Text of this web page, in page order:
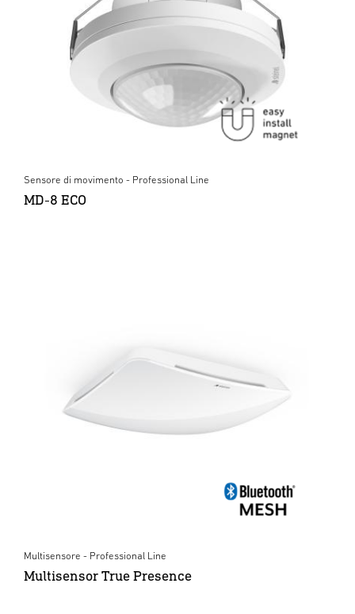
Sensore di movimento - Professional Line
MD-8 ECO
Multisensore - Professional Line
Multisensor True Presence